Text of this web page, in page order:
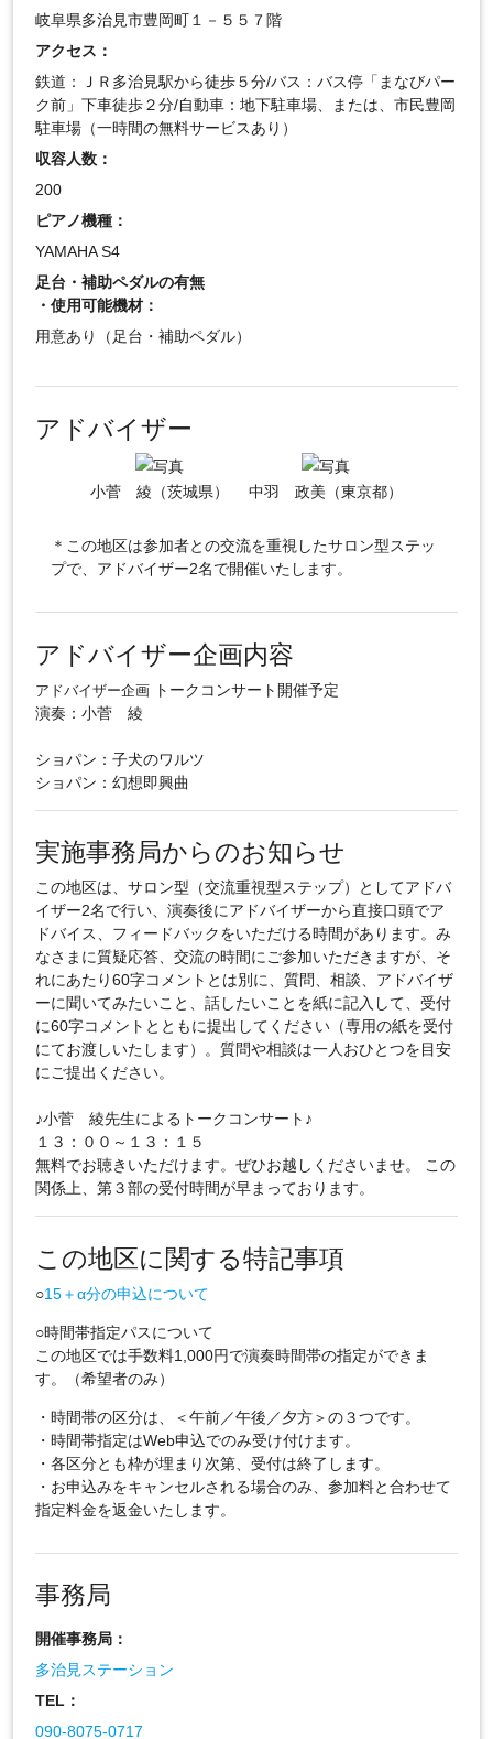
岐阜県多治見市豊岡町１－５５７階
アクセス：
鉄道：ＪＲ多治見駅から徒歩５分/バス：バス停「まなびパー
ク前」下車徒歩２分/自動車：地下駐車場、または、市民豊岡
駐車場（一時間の無料サービスあり）
収容人数：
200
ピアノ機種：
YAMAHA S4
足台・補助ペダルの有無
・使用可能機材：
用意あり（足台・補助ペダル）
アドバイザー
小菅 綾（茨城県） 中羽 政美（東京都）
＊この地区は参加者との交流を重視したサロン型ステッ
プで、アドバイザー2名で開催いたします。
アドバイザー企画内容
アドバイザー企画トークコンサート開催予定
演奏：小菅 綾
ショパン：子犬のワルツ
ショパン：幻想即興曲
実施事務局からのお知らせ
この地区は、サロン型（交流重視型ステップ）としてアドバ
イザー2名で行い、演奏後にアドバイザーから直接口頭でア
ドバイス、フィードバックをいただける時間があります。み
なさまに質疑応答、交流の時間にご参加いただきますが、そ
れにあたり60字コメントとは別に、質問、相談、アドバイザ
ーに聞いてみたいこと、話したいことを紙に記入して、受付
に60字コメントとともに提出してください（専用の紙を受付
にてお渡しいたします）。質問や相談は一人おひとつを目安
にご提出ください。
♪小菅 綾先生によるトークコンサート♪
１３：００～１３：１５
無料でお聴きいただけます。ぜひお越しくださいませ。 この
関係上、第３部の受付時間が早まっております。
この地区に関する特記事項
○15＋α分の申込について
○時間帯指定パスについて
この地区では手数料1,000円で演奏時間帯の指定ができま
す。（希望者のみ）
・時間帯の区分は、＜午前／午後／夕方＞の３つです。
・時間帯指定はWeb申込でのみ受け付けます。
・各区分とも枠が埋まり次第、受付は終了します。
・お申込みをキャンセルされる場合のみ、参加料と合わせて
指定料金を返金いたします。
事務局
開催事務局：
多治見ステーション
TEL：
090-8075-0717